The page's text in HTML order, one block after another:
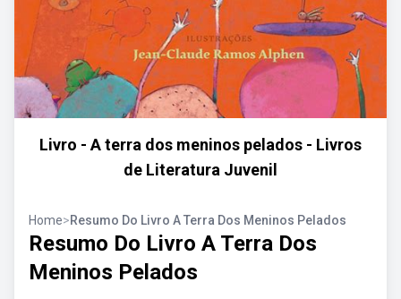
Livro - A terra dos meninos pelados - Livros
de Literatura Juvenil
Home>Resumo Do Livro A Terra Dos Meninos Pelados
Resumo Do Livro A Terra Dos
Meninos Pelados